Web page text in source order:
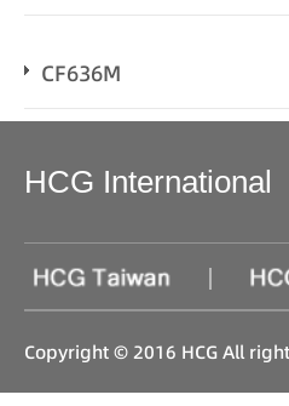
CF636M
HCG International
|
Copyright © 2016 HCG All